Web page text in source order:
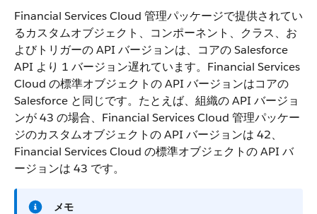
Financial Services Cloud 管理パッケージで提供されてい
るカスタムオブジェクト、コンポーネント、クラス、お
よびトリガーの API バージョンは、コアの Salesforce
API より 1 バージョン遅れています。Financial Services
Cloud の標準オブジェクトの API バージョンはコアの
Salesforce と同じです。たとえば、組織の API バージョ
ンが 43 の場合、Financial Services Cloud 管理パッケー
ジのカスタムオブジェクトの API バージョンは 42、
Financial Services Cloud の標準オブジェクトの API バ
ージョンは 43 です。
メモ